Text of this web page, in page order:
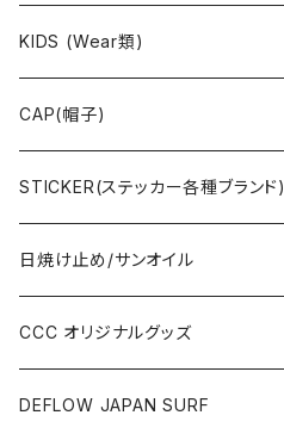
CAP/HAT(キャップ類)
OTHERS(ドックタウン小物)
KIDS (Wear類)
CAP(帽子)
STICKER(ステッカー各種ブランド)
日焼け止め/サンオイル
CCC オリジナルグッズ
DEFLOW JAPAN SURF